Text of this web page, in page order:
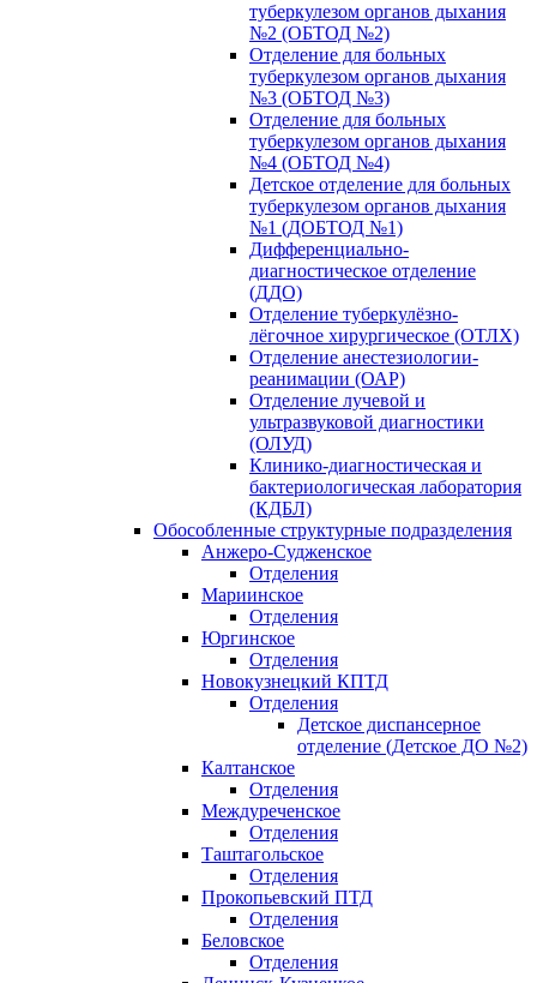
туберкулезом органов дыхания
№2 (ОБТОД №2)
Отделение для больных
туберкулезом органов дыхания
№3 (ОБТОД №3)
Отделение для больных
туберкулезом органов дыхания
№4 (ОБТОД №4)
Детское отделение для больных
туберкулезом органов дыхания
№1 (ДОБТОД №1)
Дифференциально-
диагностическое отделение
(ДДО)
Отделение туберкулёзно-
лёгочное хирургическое (ОТЛХ)
Отделение анестезиологии-
реанимации (ОАР)
Отделение лучевой и
ультразвуковой диагностики
(ОЛУД)
Клинико-диагностическая и
бактериологическая лаборатория
(КДБЛ)
Обособленные структурные подразделения
Анжеро-Судженское
Отделения
Мариинское
Отделения
Юргинское
Отделения
Новокузнецкий КПТД
Отделения
Детское диспансерное
отделение (Детское ДО №2)
Калтанское
Отделения
Междуреченское
Отделения
Таштагольское
Отделения
Прокопьевский ПТД
Отделения
Беловское
Отделения